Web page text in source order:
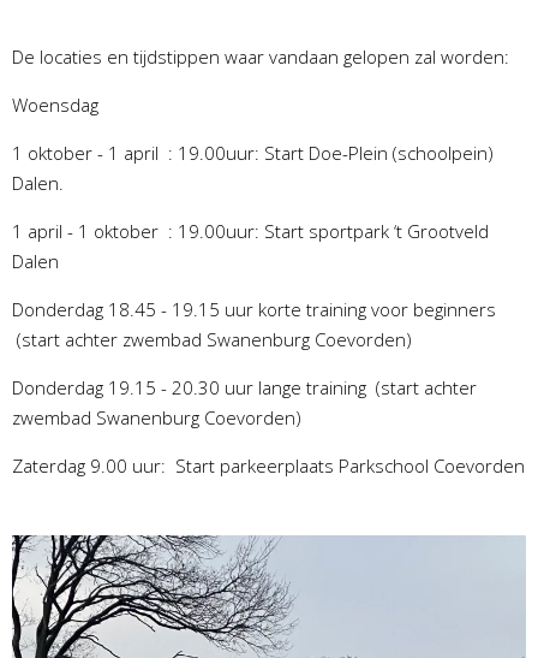
De locaties en tijdstippen waar vandaan gelopen zal worden:
Woensdag
1 oktober - 1 april : 19.00uur: Start Doe-Plein (schoolpein)
Dalen.
1 april - 1 oktober : 19.00uur: Start sportpark ‘t Grootveld
Dalen
Donderdag 18.45 - 19.15 uur korte training voor beginners
(start achter zwembad Swanenburg Coevorden)
Donderdag 19.15 - 20.30 uur lange training (start achter
zwembad Swanenburg Coevorden)
Zaterdag 9.00 uur: Start parkeerplaats Parkschool Coevorden